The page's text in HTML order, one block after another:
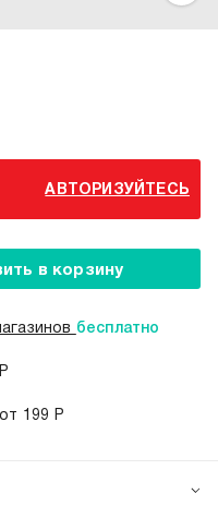
АВТОРИЗУЙТЕСЬ
в корзину
бесплатно
199 Р